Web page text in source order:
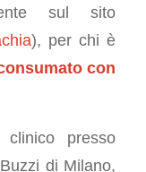
sul sito
), per chi è
con
presso
di Milano,